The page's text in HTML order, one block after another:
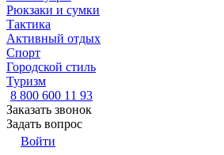
Рюкзаки и сумки
Тактика
Активный отдых
Спорт
Городской стиль
Туризм
8 800 600 11 93
Заказать звонок
Задать вопрос
Войти